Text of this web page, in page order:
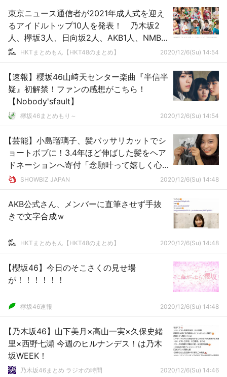
東京ニュース通信者が2021年成人式を迎え
るアイドルトップ10人を発表！ 乃木坂2
人、欅坂3人、日向坂2人、AKB1人、NMB1
人が選出される！
HKTまとめもん【HKT48のまとめ】 2020/12/6(Su) 14:54
【速報】櫻坂46山﨑天センター楽曲『半信半
疑』初解禁！ファンの感想がこちら！
【Nobody'sfault】
欅坂46まとめもり～ 2020/12/6(Su) 14:54
【芸能】小島瑠璃子、髪バッサリカットでシ
ョートボブに！3.4年ほど伸ばした髪をヘア
ドネーションへ寄付「念願叶って嬉しく心
がスッキリしています！」
SHOWBIZ JAPAN 2020/12/6(Su) 14:48
AKB公式さん、メンバーに直筆させず手抜
きで文字合成ｗ
HKTまとめもん【HKT48のまとめ】 2020/12/6(Su) 14:48
【櫻坂46】今日のそこさくの見せ場
が！！！！！！
欅坂46速報 2020/12/6(Su) 14:48
【乃木坂46】山下美月×高山一実×久保史緒
里×西野七瀬 今週のヒルナンデス！は乃木
坂WEEK！
乃木坂46まとめ ラジオの時間 2020/12/6(Su) 14:46